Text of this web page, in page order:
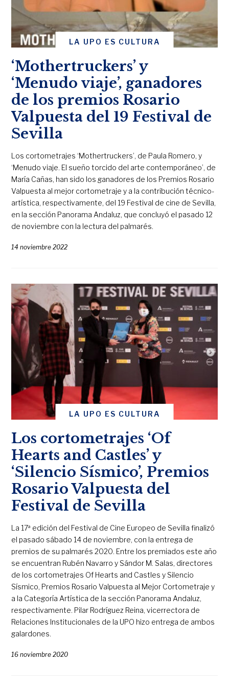
LA UPO ES CULTURA
‘Mothertruckers’ y
‘Menudo viaje’, ganadores
de los premios Rosario
Valpuesta del 19 Festival de
Sevilla
Los cortometrajes ‘Mothertruckers’, de Paula Romero, y
‘Menudo viaje. El sueño torcido del arte contemporáneo’, de
María Cañas, han sido los ganadores de los Premios Rosario
Valpuesta al mejor cortometraje y a la contribución técnico-
artística, respectivamente, del 19 Festival de cine de Sevilla,
en la sección Panorama Andaluz, que concluyó el pasado 12
de noviembre con la lectura del palmarés.
14 noviembre 2022
LA UPO ES CULTURA
Los cortometrajes ‘Of
Hearts and Castles’ y
‘Silencio Sísmico’, Premios
Rosario Valpuesta del
Festival de Sevilla
La 17ª edición del Festival de Cine Europeo de Sevilla finalizó
el pasado sábado 14 de noviembre, con la entrega de
premios de su palmarés 2020. Entre los premiados este año
se encuentran Rubén Navarro y Sándor M. Salas, directores
de los cortometrajes Of Hearts and Castles y Silencio
Sísmico, Premios Rosario Valpuesta al Mejor Cortometraje y
a la Categoría Artística de la sección Panorama Andaluz,
respectivamente. Pilar Rodríguez Reina, vicerrectora de
Relaciones Institucionales de la UPO hizo entrega de ambos
galardones.
16 noviembre 2020